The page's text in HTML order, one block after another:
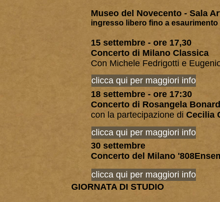
Museo del Novecento - Sala
ingresso libero fino a
15 settembre - ore 17,30
Concerto di Milano Classica
Con Michele Fedrigotti e
18 settembre - ore 17:30
Concerto di Rosangela
con la partecipazione di Cecilia
30 settembre
Concerto del Milano
GIORNATA DI STUDIO
clicca qui per maggiori info
clicca qui per maggiori info
clicca qui per maggiori info